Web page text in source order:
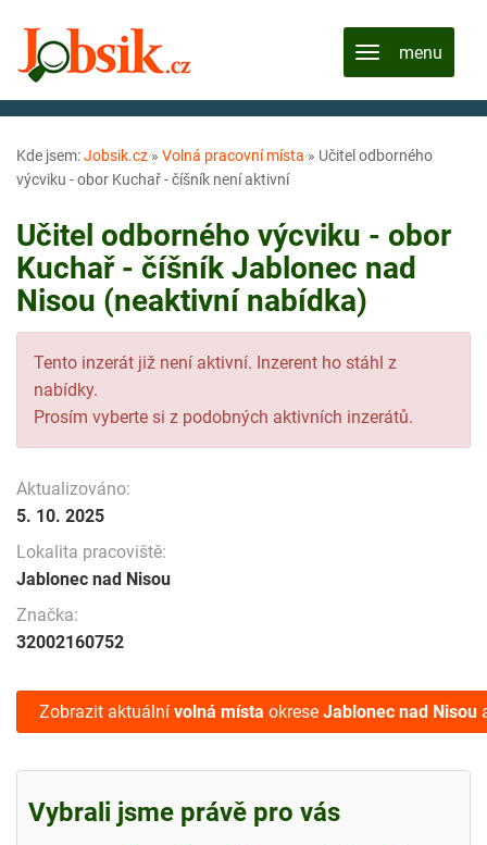
Kde jsem:Jobsik.cz » Volná pracovní místa » Učitel odborného
výcviku - obor Kuchař - číšník není aktivní
Učitel odborného výcviku - obor
Kuchař - číšník Jablonec nad
Nisou (neaktivní nabídka)
Tento inzerát již není aktivní. Inzerent ho stáhl z
nabídky.
Prosím vyberte si z podobných aktivních inzerátů.
Aktualizováno:
5. 10. 2025
Lokalita pracoviště:
Jablonec nad Nisou
Značka:
32002160752
Zobrazit aktuální volná místa okrese Jablonec nad Nisou
Vybrali jsme právě pro vás